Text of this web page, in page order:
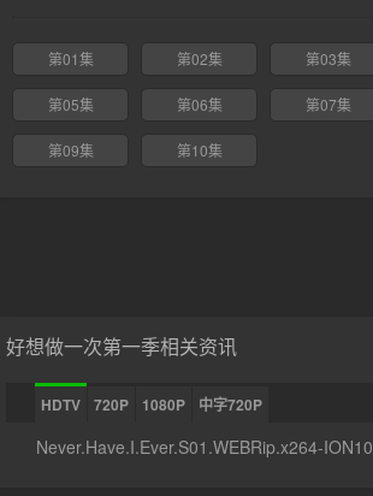
第01集 第02集 第03集
第05集 第06集 第07集
第09集 第10集
好想做一次第一季相关资讯
HDTV 720P 1080P 中字720P
Never.Have.I.Ever.S01.WEBRip.x264-ION10